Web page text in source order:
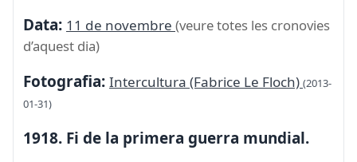
Data: 11 de novembre (veure totes les cronovies
d’aquest dia)
Fotografia: Intercultura (Fabrice Le Floch) (2013-
01-31)
1918. Fi de la primera guerra mundial.